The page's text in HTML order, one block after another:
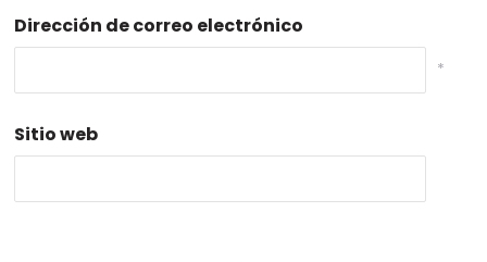
Dirección de correo electrónico
*
Sitio web